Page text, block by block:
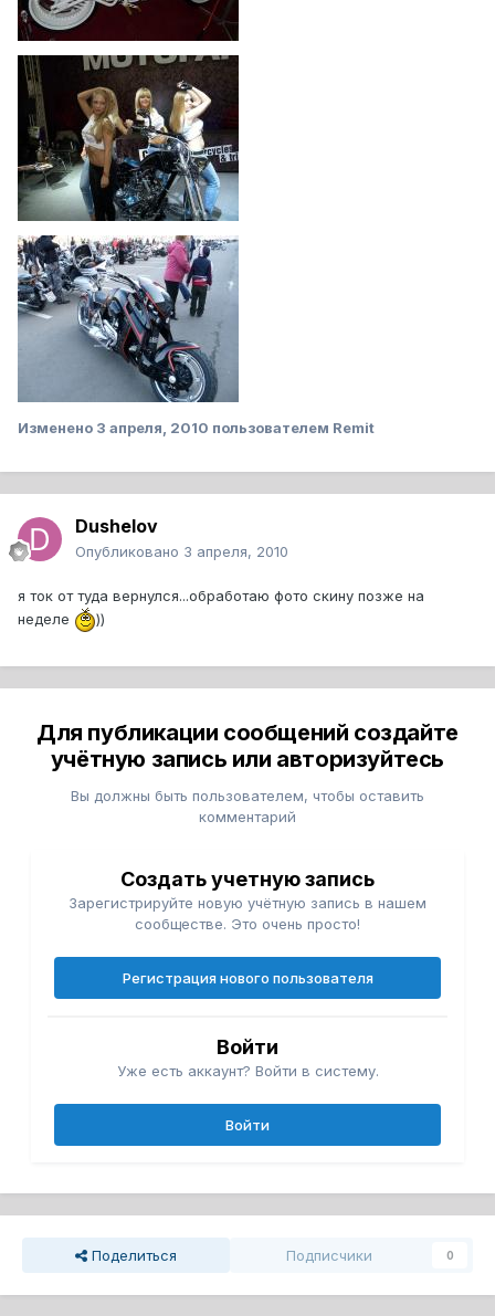
Изменено 3 апреля, 2010 пользователем Remit
Dushelov
Опубликовано 3 апреля, 2010
я ток от туда вернулся...обработаю фото скину позже на
неделе
))
Для публикации сообщений создайте
учётную запись или авторизуйтесь
Вы должны быть пользователем, чтобы оставить
комментарий
Создать учетную запись
Зарегистрируйте новую учётную запись в нашем
сообществе. Это очень просто!
Регистрация нового пользователя
Войти
Уже есть аккаунт? Войти в систему.
Войти
Поделиться Подписчики 0